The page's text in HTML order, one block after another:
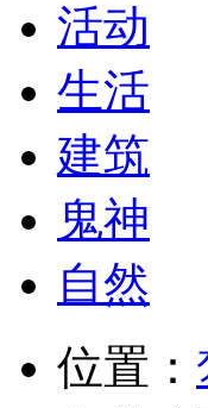
活动
生活
建筑
鬼神
自然
位置：